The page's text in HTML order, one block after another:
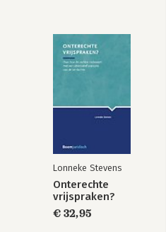
rechterlijke attitude 169
hogere dijken 185
Lonneke Stevens
Onterechte
vrijspraken?
€ 32,95